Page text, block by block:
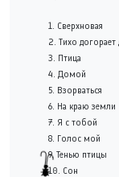
1. Сверхновая
2. Тихо догорает
3. Птица
4. Домой
5. Взорваться
6. На краю земли
7. Я с тобой
8. Голос мой
9. Тенью птицы
10. Сон